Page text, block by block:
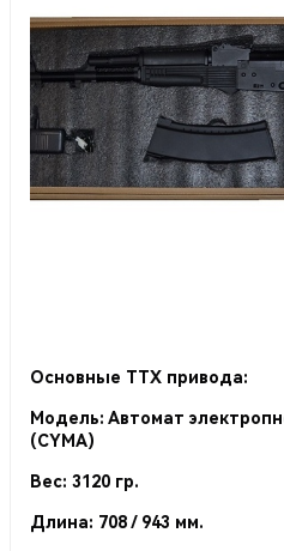
Основные ТТХ привода:
Модель: Автомат
(CYMA)
Вес: 3120 гр.
Длина: 708 / 943 мм.